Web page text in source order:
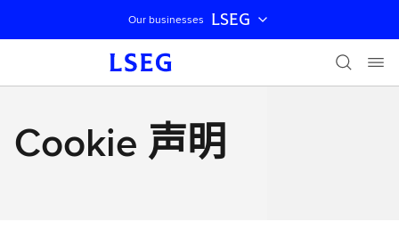
跳过导航
Our businesses LSEG
Cookie 声明